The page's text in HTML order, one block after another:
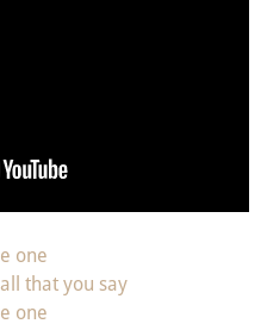
one
that you say
one